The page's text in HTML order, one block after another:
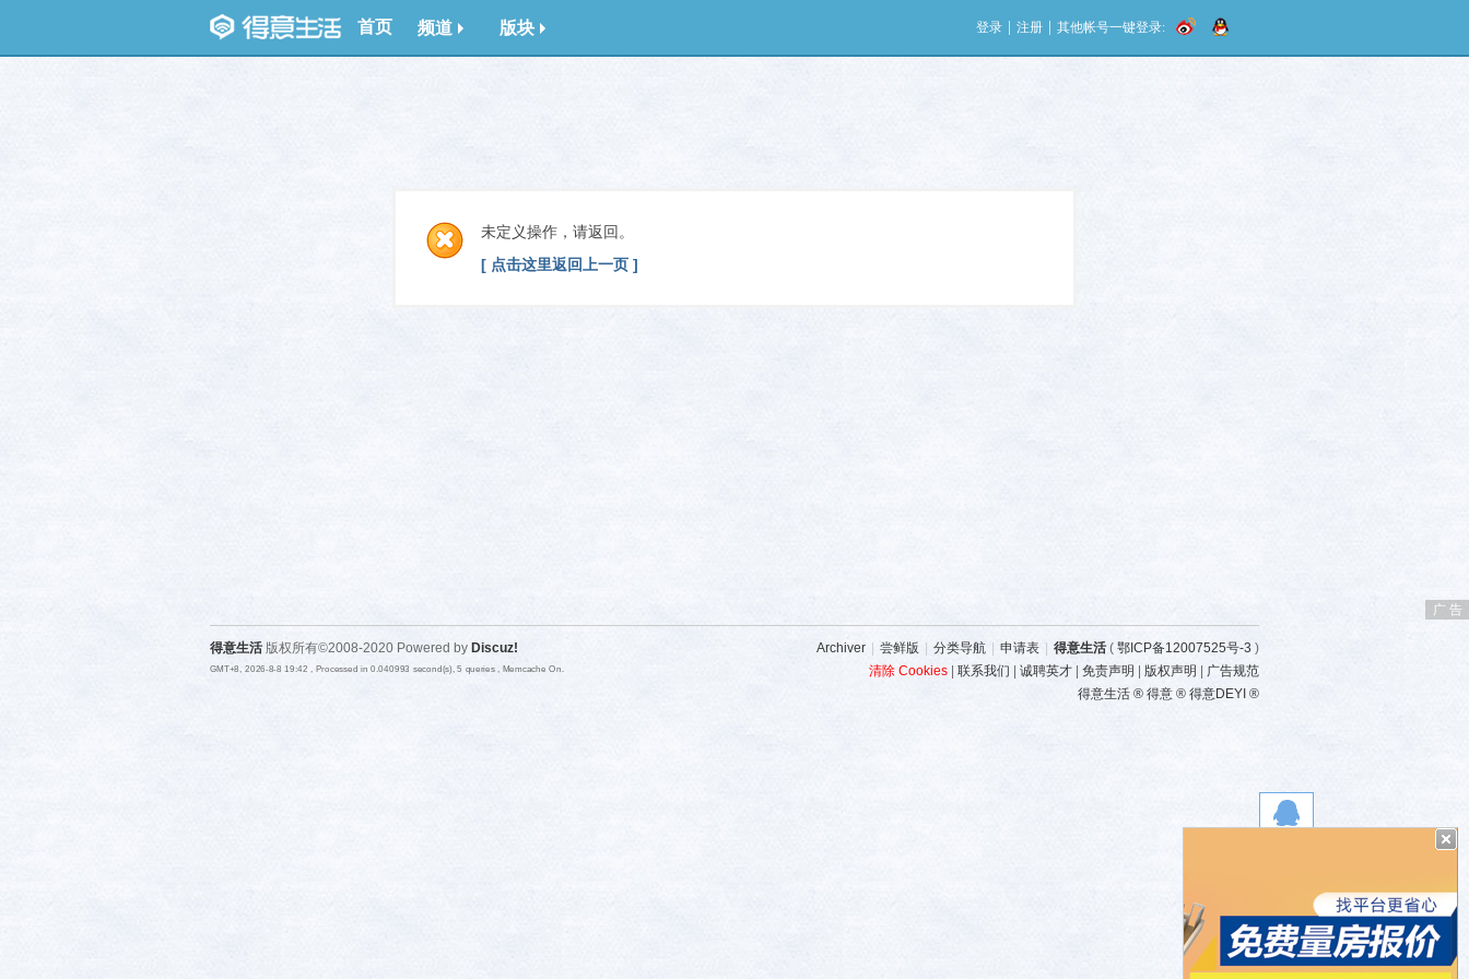
首页 频道 版块 登录 注册 其他帐号一键登录:
未定义操作，请返回。
[ 点击这里返回上一页 ]
广 告
Archiver 尝鲜版 分类导航 申请表 得意生活 ( 鄂ICP备12007525号-3 )
清除 Cookies
联系我们 诚聘英才 免责声明 版权声明
广告规范
得意生活 ® 得意 ® 得意DEYI ®
得意生活 版权所有©2008-2020 Powered by Discuz!
GMT+8, 2026-8-8 19:42 , Processed in 0.040993 second(s), 5 queries , Memcache On.